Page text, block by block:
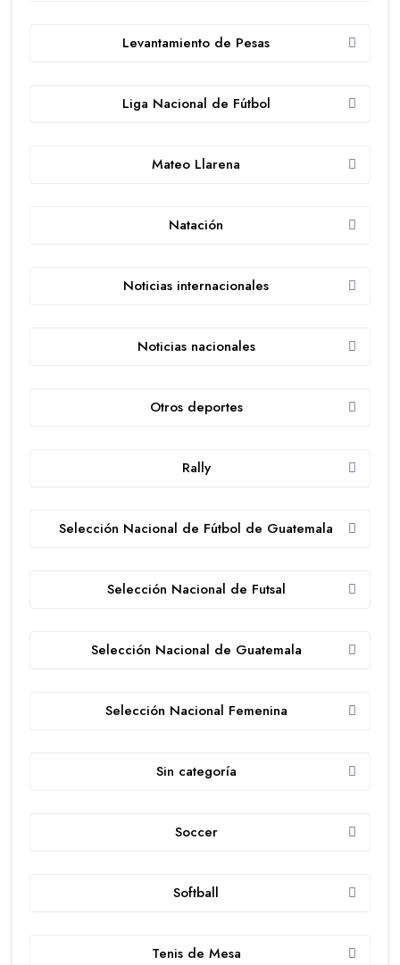
Levantamiento de Pesas
Liga Nacional de Fútbol
Mateo Llarena
Natación
Noticias internacionales
Noticias nacionales
Otros deportes
Rally
Selección Nacional de Fútbol de Guatemala
Selección Nacional de Futsal
Selección Nacional de Guatemala
Selección Nacional Femenina
Sin categoría
Soccer
Softball
Tenis de Mesa